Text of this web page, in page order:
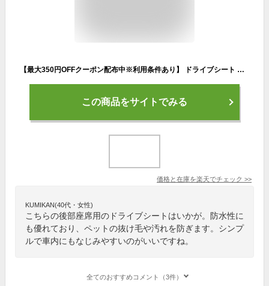
【最大350円OFFクーポン配布中※利用条件あり】 ドライブシート 犬用 猫 犬 動物 車 後部座席用 幅137cm 防水 シートカバー 座席カバー 車 ペット用ドライブシート ペットシート 後部シート リアシートカバー 軽自動車 ペット ペット用品 送料無料 12ss
この商品をサイトでみる
価格と在庫を楽天でチェック >>
KUMIKAN(40代・女性)
こちらの後部座席用のドライブシートはいかが。防水性に
も優れており、ペットの抜け毛や汚れを防ぎます。シンプ
ルで車内にもなじみやすいのがいいですね。
全てのおすすめコメント（3件）